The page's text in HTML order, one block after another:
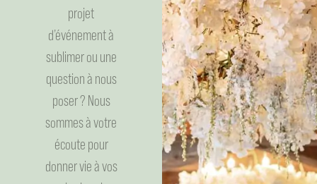
projet
d’événement à
sublimer ou une
question à nous
poser ? Nous
sommes à votre
écoute pour
donner vie à vos